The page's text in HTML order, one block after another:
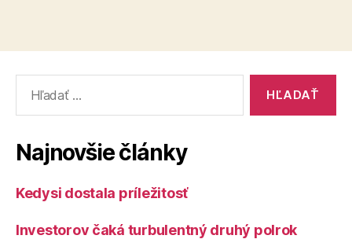
Najnovšie články
Kedysi dostala príležitosť
Investorov čaká turbulentný druhý polrok